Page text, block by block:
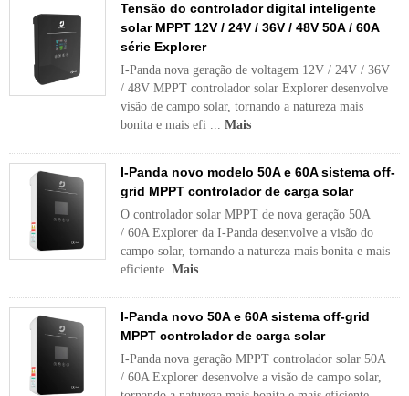
Tensão do controlador digital inteligente
solar MPPT 12V / 24V / 36V / 48V 50A / 60A
série Explorer
I-Panda nova geração de voltagem 12V / 24V / 36V
/ 48V MPPT controlador solar Explorer desenvolve
visão de campo solar, tornando a natureza mais
bonita e mais efi ... Mais
I-Panda novo modelo 50A e 60A sistema off-
grid MPPT controlador de carga solar
O controlador solar MPPT de nova geração 50A
/ 60A Explorer da I-Panda desenvolve a visão do
campo solar, tornando a natureza mais bonita e mais
eficiente. Mais
I-Panda novo 50A e 60A sistema off-grid
MPPT controlador de carga solar
I-Panda nova geração MPPT controlador solar 50A
/ 60A Explorer desenvolve a visão de campo solar,